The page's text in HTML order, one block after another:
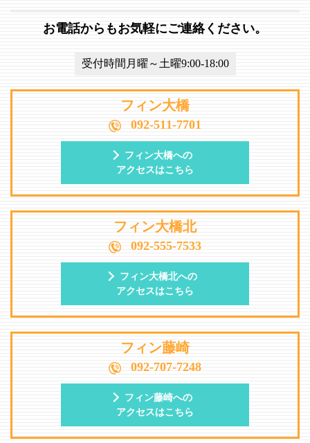
お電話からもお気軽にご連絡ください。
受付時間月曜～土曜9:00-18:00
フィン大橋
092-511-7701
フィン大橋への
アクセスはこちら
フィン大橋北
092-555-7533
フィン大橋北への
アクセスはこちら
フィン藤崎
092-707-7248
フィン藤崎への
アクセスはこちら